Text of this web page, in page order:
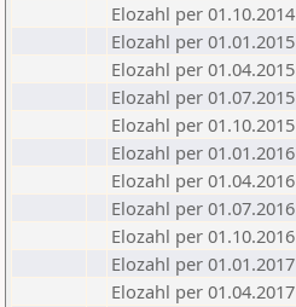
Elozahl per 01.10.2014
Elozahl per 01.01.2015
Elozahl per 01.04.2015
Elozahl per 01.07.2015
Elozahl per 01.10.2015
Elozahl per 01.01.2016
Elozahl per 01.04.2016
Elozahl per 01.07.2016
Elozahl per 01.10.2016
Elozahl per 01.01.2017
Elozahl per 01.04.2017